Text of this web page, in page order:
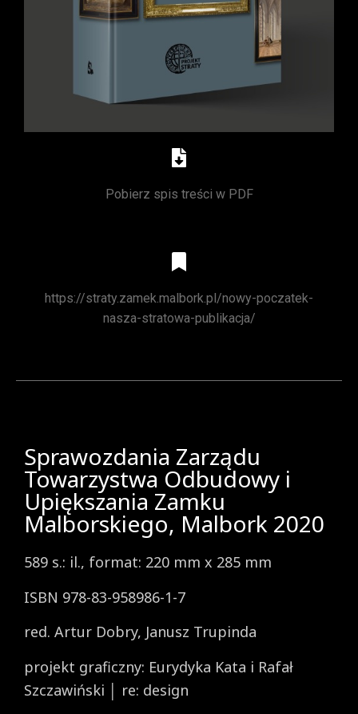
Pobierz spis treści w PDF
https://straty.zamek.malbork.pl/nowy-poczatek-
nasza-stratowa-publikacja/
Sprawozdania Zarządu
Towarzystwa Odbudowy i
Upiększania Zamku
Malborskiego, Malbork 2020
589 s.: il., format: 220 mm x 285 mm
ISBN 978-83-958986-1-7
red. Artur Dobry, Janusz Trupinda
projekt graficzny: Eurydyka Kata i Rafał
Szczawiński │ re: design